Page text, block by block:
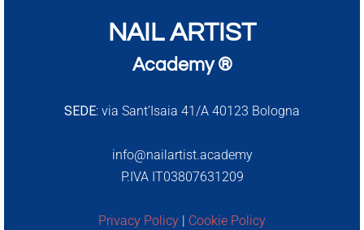
NAIL ARTIST
Academy ®
SEDE: via Sant’Isaia 41/A 40123 Bologna
info@nailartist.academy
P.IVA IT03807631209
Privacy Policy | Cookie Policy